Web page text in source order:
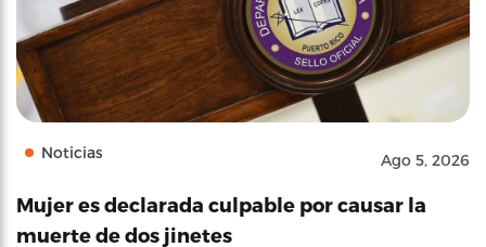
Noticias Ago 5, 2026
Mujer es declarada culpable por causar la
muerte de dos jinetes